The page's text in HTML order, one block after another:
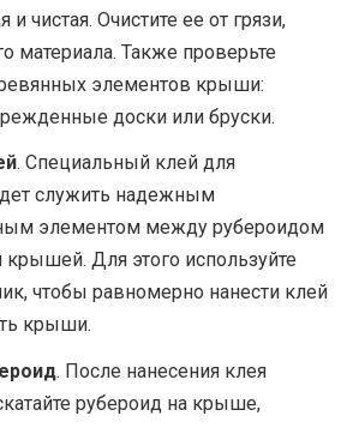
чистая. Очистите ее от грязи,
материала. Также проверьте
элементов крыши:
доски или бруски.
. Специальный клей для
служить надежным
элементом между рубероидом
крышей. Для этого используйте
чтобы равномерно нанести клей
крыши.
. После нанесения клея
рубероид на крыше,